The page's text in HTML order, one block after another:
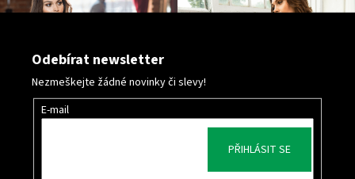
Odebírat newsletter
Nezmeškejte žádné novinky či slevy!
E-mail
PŘIHLÁSIT SE